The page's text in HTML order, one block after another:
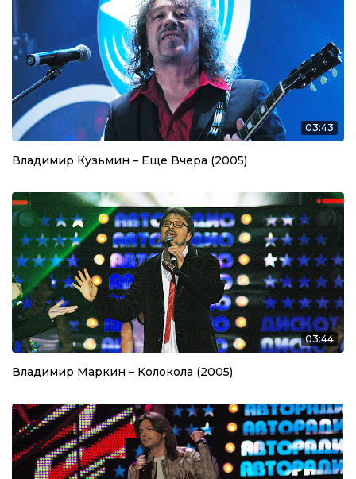
03:43
Владимир Кузьмин – Еще Вчера (2005)
03:44
Владимир Маркин – Колокола (2005)